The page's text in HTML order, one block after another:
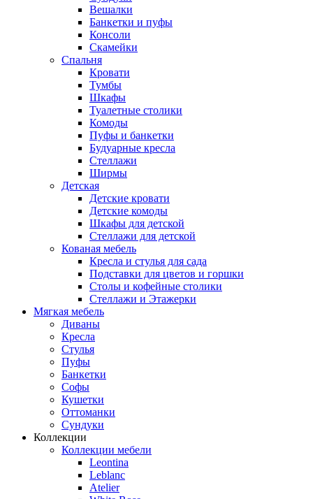
Вешалки
Банкетки и пуфы
Консоли
Скамейки
Спальня
Кровати
Тумбы
Шкафы
Туалетные столики
Комоды
Пуфы и банкетки
Будуарные кресла
Стеллажи
Ширмы
Детская
Детские кровати
Детские комоды
Шкафы для детской
Стеллажи для детской
Кованая мебель
Кресла и стулья для сада
Подставки для цветов и горшки
Столы и кофейные столики
Стеллажи и Этажерки
Мягкая мебель
Диваны
Кресла
Стулья
Пуфы
Банкетки
Софы
Кушетки
Оттоманки
Сундуки
Коллекции
Коллекции мебели
Leontina
Leblanc
Аtelier